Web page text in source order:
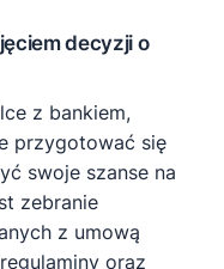
decyzji o
z bankiem,
przygotować się
swoje szanse na
zebranie
z umową
oraz